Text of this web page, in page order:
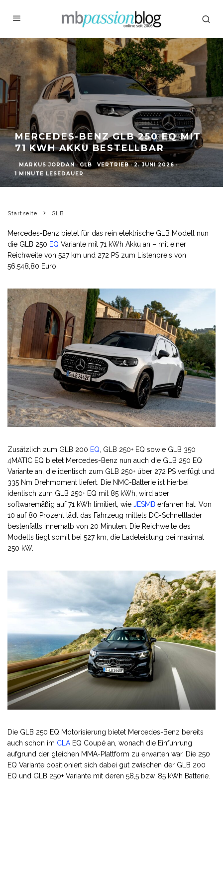
MERCEDES-BENZ GLB 250 EQ MIT
71 KWH AKKU BESTELLBAR
MARKUS JORDAN · GLB VERTRIEB · 2. JUNI 2026 ·
1 MINUTE LESEDAUER
Startseite GLB
Mercedes-Benz bietet für das rein elektrische GLB Modell nun
die GLB 250 EQ Variante mit 71 kWh Akku an – mit einer
Reichweite von 527 km und 272 PS zum Listenpreis von
56.548,80 Euro.
Zusätzlich zum GLB 200 EQ, GLB 250+ EQ sowie GLB 350
4MATIC EQ bietet Mercedes-Benz nun auch die GLB 250 EQ
Variante an, die identisch zum GLB 250+ über 272 PS verfügt und
335 Nm Drehmoment liefert. Die NMC-Batterie ist hierbei
identisch zum GLB 250+ EQ mit 85 kWh, wird aber
softwaremäßig auf 71 kWh limitiert, wie JESMB erfahren hat. Von
10 auf 80 Prozent lädt das Fahrzeug mittels DC-Schnelllader
bestenfalls innerhalb von 20 Minuten. Die Reichweite des
Modells liegt somit bei 527 km, die Ladeleistung bei maximal
250 kW.
Die GLB 250 EQ Motorisierung bietet Mercedes-Benz bereits
auch schon im CLA EQ Coupé an, wonach die Einführung
aufgrund der gleichen MMA-Plattform zu erwarten war. Die 250
EQ Variante positioniert sich dabei gut zwischen der GLB 200
EQ und GLB 250+ Variante mit deren 58,5 bzw. 85 kWh Batterie.